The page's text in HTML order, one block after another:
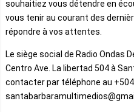
souhaitiez vous détendre en
vous tenir au courant des
répondre à vos attentes.
Le siège social de Radio Ondas
Centro Ave. La libertad 504 à
contacter par téléphone au